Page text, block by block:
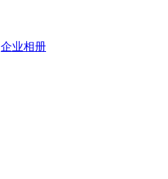
企业相册